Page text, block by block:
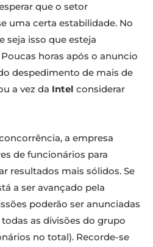
que o setor
uma certa estabilidade. No
seja isso que esteja
horas após o anuncio
despedimento de mais de
a vez da Intel considerar
a empresa
de funcionários para
resultados mais sólidos. Se
a ser avançado pela
poderão ser anunciadas
as divisões do grupo
no total). Recorde-se